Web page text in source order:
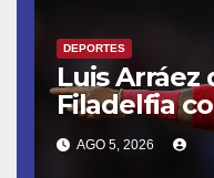
DEPORTES
Luis
Filadelfia
que dieron
Nacionales
AGO 5, 2026